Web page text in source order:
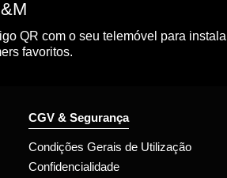
QR com o seu telemóvel para
favoritos.
CGV & Segurança
Condições Gerais de Utilização
Confidencialidade